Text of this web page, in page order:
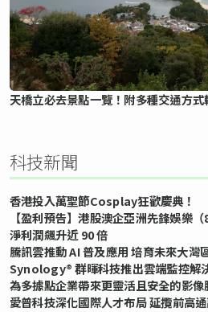
天橋立必去景點一覽！附多種交通方式
科技新聞
香港投入萬聖節Cosplay狂歡慶典！
【盈利預告】港股澳企亞洲先鋒娛樂
淨利潤飆升近 90 倍
騰訊雲推動 AI 普及應用 培育未來大灣
Synology® 群暉科技推出雲端監控解
為多據點企業帶來更靈活且安全的影像
愛普科技深化國際人才布局 延攬前高